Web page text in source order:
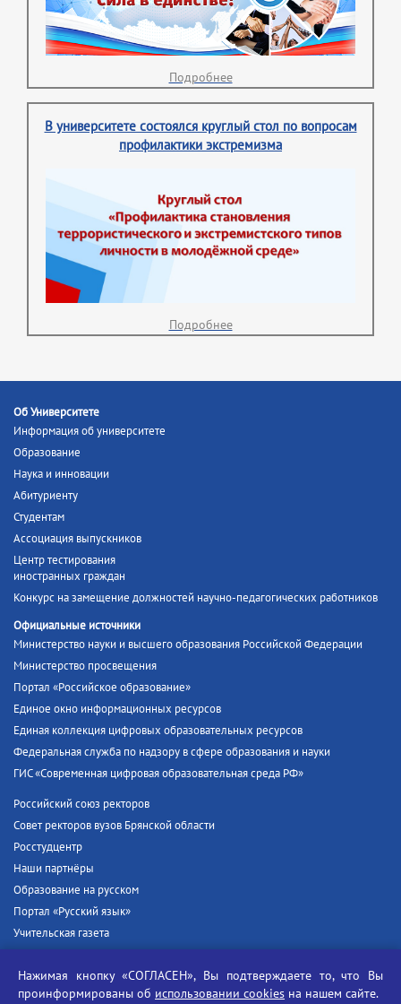
Подробнее
В университете состоялся круглый стол по вопросам
профилактики экстремизма
Подробнее
Об Университете
Информация об университете
Образование
Наука и инновации
Абитуриенту
Студентам
Ассоциация выпускников
Центр тестирования
иностранных граждан
Конкурс на замещение должностей научно-педагогических работников
Официальные источники
Министерство науки и высшего образования Российской Федерации
Министерство просвещения
Портал «Российское образование»
Единое окно информационных ресурсов
Единая коллекция цифровых образовательных ресурсов
Федеральная служба по надзору в сфере образования и науки
ГИС «Современная цифровая образовательная среда РФ»
Российский союз ректоров
Совет ректоров вузов Брянской области
Росстудцентр
Наши партнёры
Образование на русском
Портал «Русский язык»
Учительская газета
Единый портал государственных услуг
Нажимая кнопку «СОГЛАСЕН», Вы подтверждаете то, что Вы
проинформированы об использовании cookies на нашем сайте.